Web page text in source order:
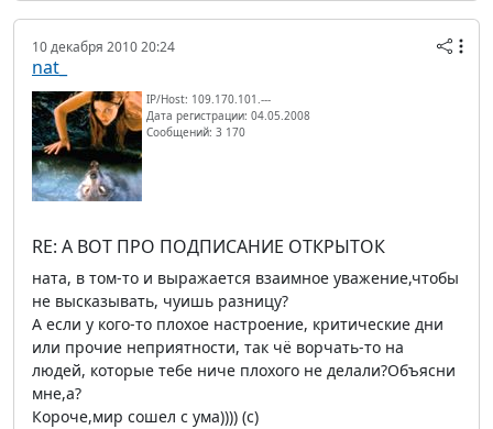
10 декабря 2010 20:24
nat_
IP/Host: 109.170.101.---
Дата регистрации: 04.05.2008
Сообщений: 3 170
RE: А ВОТ ПРО ПОДПИСАНИЕ ОТКРЫТОК
ната, в том-то и выражается взаимное уважение,чтобы
не высказывать, чуишь разницу?
А если у кого-то плохое настроение, критические дни
или прочие неприятности, так чё ворчать-то на
людей, которые тебе ниче плохого не делали?Объясни
мне,а?
Короче,мир сошел с ума)))) (c)